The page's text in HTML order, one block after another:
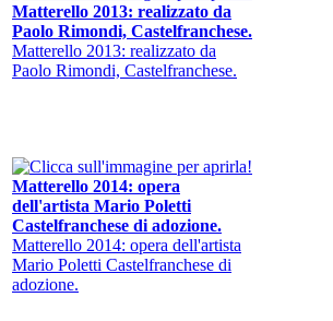
Matterello 2013: realizzato da
Paolo Rimondi, Castelfranchese.
Matterello 2013: realizzato da
Paolo Rimondi, Castelfranchese.
Matterello 2014: opera
dell'artista Mario Poletti
Castelfranchese di adozione.
Matterello 2014: opera dell'artista
Mario Poletti Castelfranchese di
adozione.